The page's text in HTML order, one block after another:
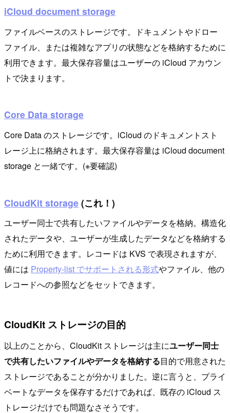
iCloud document storage
ファイルベースのストレージです。ドキュメントやドロー
ファイル、または複雑なアプリの状態などを格納するために
利用できます。最大保存容量はユーザーの iCloud アカウン
トで決まります。
Core Data storage
Core Data のストレージです。iCloud のドキュメントスト
レージ上に格納されます。最大保存容量は iCloud document
storage と一緒です。(※要確認)
CloudKit storage (これ！)
ユーザー同士で共有したいファイルやデータを格納。構造化
されたデータや、ユーザーが生成したデータなどを格納する
ために利用できます。レコードは KVS で表現されますが、
値には Property-list でサポートされる形式やファイル、他の
レコードへの参照などをセットできます。
CloudKit ストレージの目的
以上のことから、CloudKit ストレージは主にユーザー同士
で共有したいファイルやデータを格納する目的で用意された
ストレージであることが分かりました。逆に言うと、プライ
ベートなデータを保存するだけであれば、既存の iCloud ス
トレージだけでも問題なさそうです。